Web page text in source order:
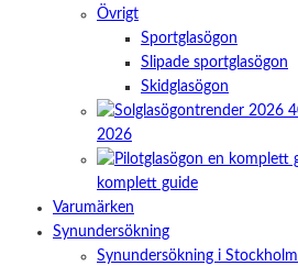
Övrigt
Sportglasögon
Slipade sportglasögon
Skidglasögon
2026
komplett guide
Varumärken
Synundersökning
Synundersökning i Stockholm